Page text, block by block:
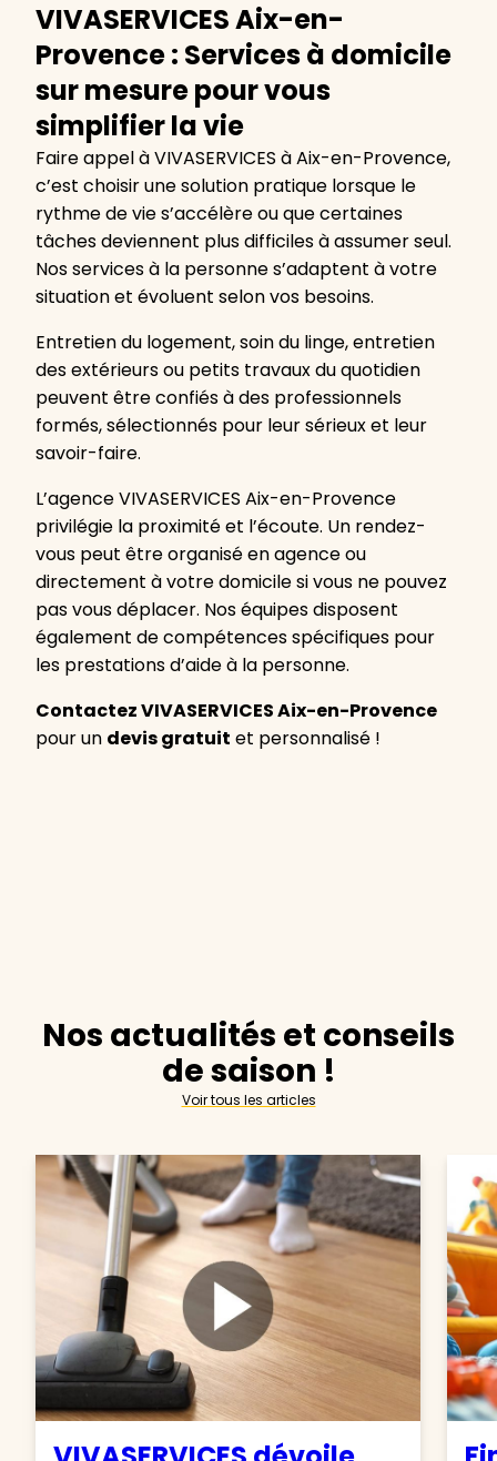
VIVASERVICES Aix-en-
Provence : Services à domicile
sur mesure pour vous
simplifier la vie
Faire appel à VIVASERVICES à Aix-en-Provence,
c’est choisir une solution pratique lorsque le
rythme de vie s’accélère ou que certaines
tâches deviennent plus difficiles à assumer seul.
Nos services à la personne s’adaptent à votre
situation et évoluent selon vos besoins.
Entretien du logement, soin du linge, entretien
des extérieurs ou petits travaux du quotidien
peuvent être confiés à des professionnels
formés, sélectionnés pour leur sérieux et leur
savoir-faire.
L’agence VIVASERVICES Aix-en-Provence
privilégie la proximité et l’écoute. Un rendez-
vous peut être organisé en agence ou
directement à votre domicile si vous ne pouvez
pas vous déplacer. Nos équipes disposent
également de compétences spécifiques pour
les prestations d’aide à la personne.
Contactez VIVASERVICES Aix-en-Provence
pour un devis gratuit et personnalisé !
Nos actualités et conseils
de saison !
Voir tous les articles